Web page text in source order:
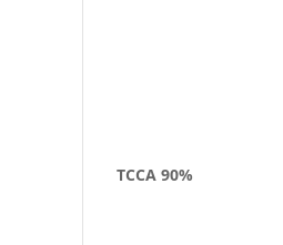
TCCA 90%